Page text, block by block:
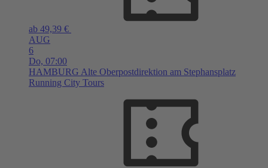
ab 49,39 €
AUG
6
Do, 07:00
HAMBURG Alte Oberpostdirektion am Stephansplatz
Running City Tours